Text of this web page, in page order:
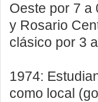
Oeste por 7 a
y Rosario
clásico por 3
1974:
como local